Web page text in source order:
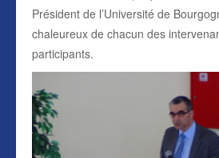
Président de l’Université de
chaleureux de chacun des
participants.